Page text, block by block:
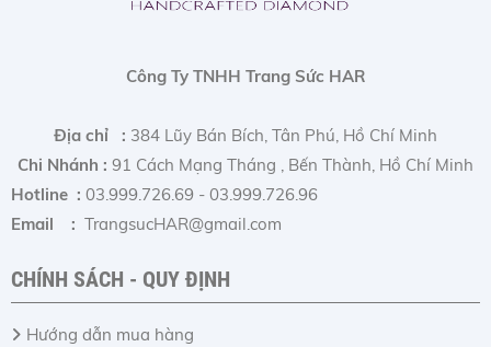
Công Ty TNHH Trang Sức HAR
Địa chỉ : 384 Lũy Bán Bích, Tân Phú, Hồ Chí Minh
Chi Nhánh : 91 Cách Mạng Tháng , Bến Thành, Hồ Chí Minh
Hotline : 03.999.726.69 - 03.999.726.96
Email : TrangsucHAR@gmail.com
CHÍNH SÁCH - QUY ĐỊNH
Hướng dẫn mua hàng